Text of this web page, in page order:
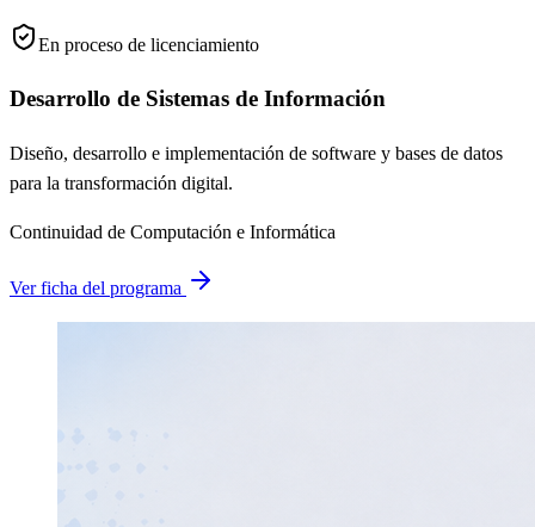
En proceso de licenciamiento
Desarrollo de Sistemas de Información
Diseño, desarrollo e implementación de software y bases de datos
para la transformación digital.
Continuidad de Computación e Informática
Ver ficha del programa